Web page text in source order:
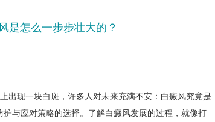
是怎么一步步壮大的？
出现一块白斑，许多人对未来充满不安：白癜风究竟是
与应对策略的选择。了解白癜风发展的过程，就像打